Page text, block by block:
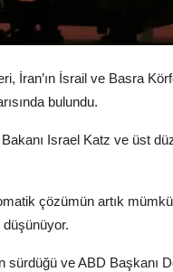
İran’ın İsrail ve Basra
bulundu.
Israel Katz ve üst
çözümün artık
sürdüğü ve ABD Başkanı